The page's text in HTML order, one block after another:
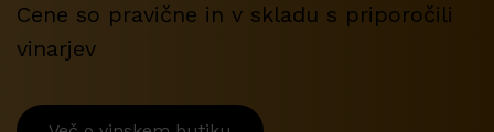
Cene so pravične in v skladu s priporočili
vinarjev